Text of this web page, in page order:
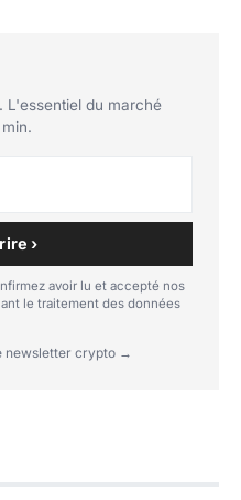
L'essentiel du marché
›
avoir lu et accepté nos
le traitement des données
newsletter crypto →